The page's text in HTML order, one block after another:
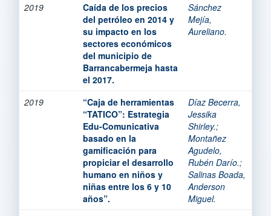
2019
Caída de los precios
del petróleo en 2014 y
su impacto en los
sectores económicos
del municipio de
Barrancabermeja hasta
el 2017.
Sánchez
Mejía,
Aureliano.
2019
“Caja de herramientas
“TATICO”: Estrategia
Edu-Comunicativa
basado en la
gamificación para
propiciar el desarrollo
humano en niños y
niñas entre los 6 y 10
años”.
Díaz Becerra,
Jessika
Shirley.;
Montañez
Agudelo,
Rubén Darío.;
Salinas Boada,
Anderson
Miguel.